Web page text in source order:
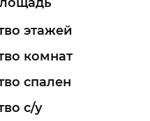
этажей
комнат
спален
с/у